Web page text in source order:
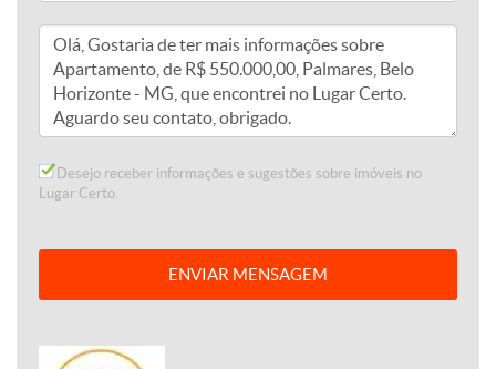
Desejo receber informações e sugestões sobre imóveis no
Lugar Certo.
ENVIAR MENSAGEM